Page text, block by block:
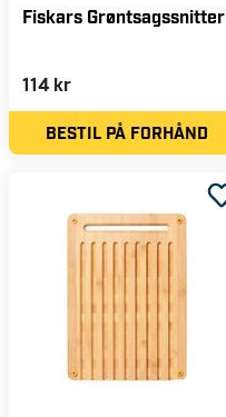
Fiskars Grøntsagssnitter
114 kr
BESTIL PÅ FORHÅND